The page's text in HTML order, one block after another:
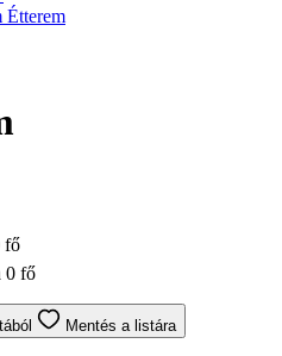
Étterem
fő
0 fő
Mentés a listára